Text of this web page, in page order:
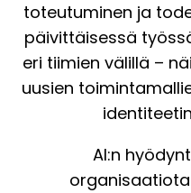
toteutuminen ja
päivittäisessä
eri tiimien välillä –
uusien
AI:n